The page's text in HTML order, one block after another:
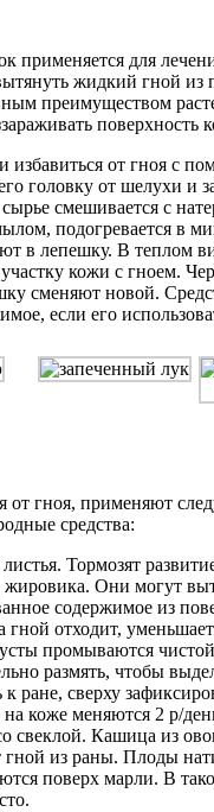
применяется для
жидкий гной
преимуществом
поверхность
избавиться от гноя с
головку от шелухи и
смешивается с
подогревается в
в лепешку. В теплом
кожи с гноем.
сменяют новой.
если его
от гноя, применяют
средства:
Тормозят
жировика. Они могут
содержимое из
гной отходит,
промываются
размять, чтобы
ране, сверху
коже меняются 2 р/
свеклой. Кашица из
гной из раны. Плоды
поверх марли. В